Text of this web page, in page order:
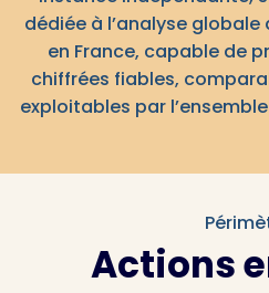
dédiée à l’analyse
en France, capable de
chiffrées fiables,
exploitables par
Actions